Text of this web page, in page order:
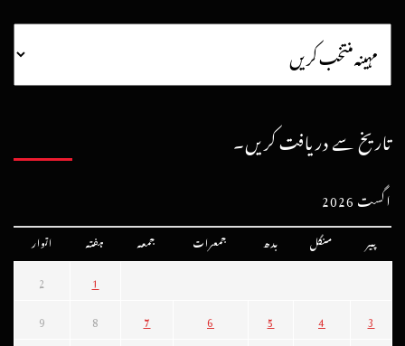
تاریخ سے دریافت کریں۔
اگست 2026
پیر منگل بدھ جمعرات جمعہ ہفتہ اتوار
1
2
3
4
5
6
7
8
9